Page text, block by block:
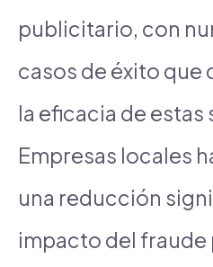
publicitario, con
casos de éxito que
la eficacia de estas
Empresas locales
una reducción
impacto del